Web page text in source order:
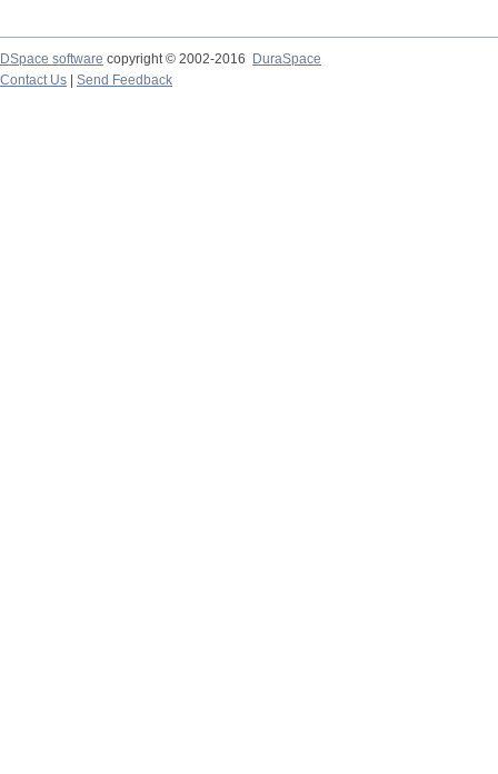
DSpace software copyright © 2002-2016
DuraSpace
Contact Us
Send Feedback